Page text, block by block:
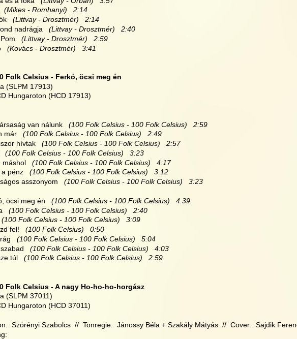
(Mikes - Romhanyi)   2:14
   (Littvay - Drosztmér)   2:14
nadrágja
   (Littvay - Drosztmér)   2:40
   (Littvay - Drosztmér)   2:59
   (Kov
ács - Drosztmér)   3:41
Folk Celsius - Ferkó, öcsi meg én
(SLPM 17913)
Hungaroton (HCD 17913)
van nálunk
   (100 Folk Celsius - 100 Folk Celsius)   2:59
már
   (100 Folk Celsius - 100 Folk Celsius)   2:49
hívtak
   (100 Folk Celsius - 100 Folk Celsius)   2:57
(100 Folk Celsius - 100 Folk Celsius)   3:23
máshol
   (100 Folk Celsius - 100 Folk Celsius)   4:17
pénz
   (100 Folk Celsius - 100 Folk Celsius)   3:12
asszonyom
   (100 Folk Celsius - 100 Folk Celsius)   3:23
öcsi meg én
   (100 Folk Celsius - 100 Folk Celsius)   4:39
   (100 Folk Celsius - 100 Folk Celsius)   2:40
(100 Folk Celsius - 100 Folk Celsius)   3:09
fel!
   (100 Folk Celsius)   0:50
   (100 Folk Celsius - 100 Folk Celsius)   5:04
   (100 Folk Celsius - 100 Folk Celsius)   4:03
túl
   (100 Folk Celsius - 100 Folk Celsius)   2:59
Folk Celsius - A nagy Ho-ho-ho-horgász
(SLPM 37011)
Hungaroton (HCD 37011)
Szörényi Szabolcs  //  Tonregie:  Jánossy Béla + Szakály Mátyás  //  Cover:  Sajdik